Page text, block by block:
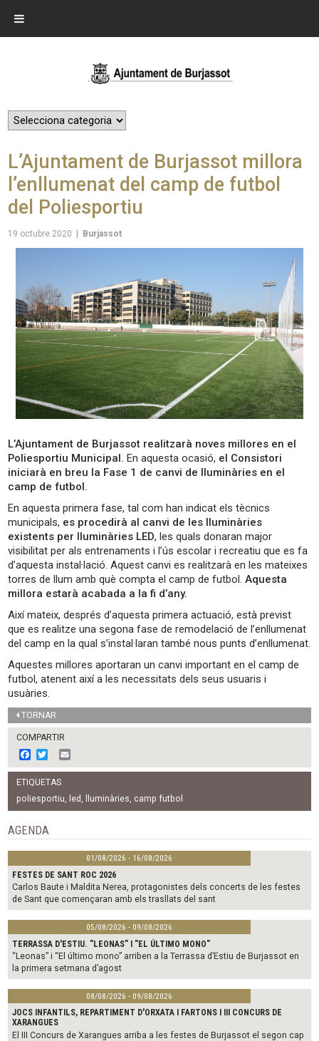
L’Ajuntament de Burjassot millora
l’enllumenat del camp de futbol
del Poliesportiu
19 octubre 2020 Burjassot
L’Ajuntament de Burjassot realitzarà noves millores en el
Poliesportiu Municipal. En aquesta ocasió, el Consistori
iniciarà en breu la Fase 1 de canvi de lluminàries en el
camp de futbol.
En aquesta primera fase, tal com han indicat els tècnics
municipals, es procedirà al canvi de les lluminàries
existents per lluminàries LED, les quals donaran major
visibilitat per als entrenaments i l’ús escolar i recreatiu que es fa
d’aquesta instal·lació. Aquest canvi es realitzarà en les mateixes
torres de llum amb què compta el camp de futbol.Aquesta
millora estarà acabada a la fi d’any.
Així mateix, després d’aquesta primera actuació, està previst
que es realitze una segona fase de remodelació de l’enllumenat
del camp en la qual s’instal·laran també nous punts d’enllumenat.
Aquestes millores aportaran un canvi important en el camp de
futbol, atenent així a les necessitats dels seus usuaris i
usuàries.
TORNAR
COMPARTIR
F
a
c
e
b
o
o
k
w
i
t
t
e
m
l
ETIQUETAS
poliesportiu, led , lluminàries, camp futbol
AGENDA
01/08/2026 - 16/08/2026
FESTES DE SANT ROC 2026
Carlos Baute i Maldita Nerea, protagonistes dels concerts de les festes
de Sant que començaran amb els trasllats del sant
05/08/2026 - 09/08/2026
TERRASSA D'ESTIU. "LEONAS" I "EL ÚLTIMO MONO"
“Leonas” i “El último mono” arriben a la Terrassa d’Estiu de Burjassot en
la primera setmana d’agost
08/08/2026 - 09/08/2026
JOCS INFANTILS, REPARTIMENT D'ORXATA I FARTONS I III CONCURS DE
XARANGUES
El III Concurs de Xarangues arriba a les festes de Burjassot el segon cap